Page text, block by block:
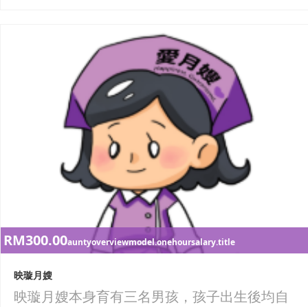
RM300.00auntyoverviewmodel.onehoursalary.title
映璇月嫂
映璇月嫂本身育有三名男孩，孩子出生後均自